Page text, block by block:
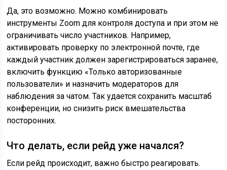
Да, это возможно. Можно комбинировать
инструменты Zoom для контроля доступа и при этом не
ограничивать число участников. Например,
активировать проверку по электронной почте, где
каждый участник должен зарегистрироваться заранее,
включить функцию «Только авторизованные
пользователи» и назначить модераторов для
наблюдения за чатом. Так удается сохранить масштаб
конференции, но снизить риск вмешательства
посторонних.
Что делать, если рейд уже начался?
Если рейд происходит, важно быстро реагировать.